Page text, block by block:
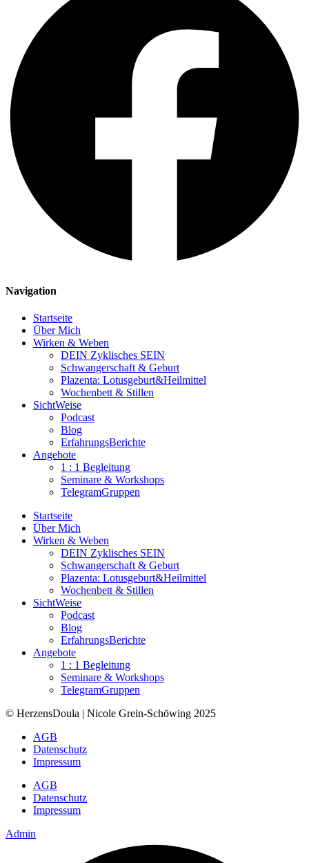
Navigation
Startseite
Über Mich
Wirken & Weben
DEIN Zyklisches SEIN
Schwangerschaft & Geburt
Plazenta: Lotusgeburt&Heilmittel
Wochenbett & Stillen
SichtWeise
Podcast
Blog
ErfahrungsBerichte
Angebote
1 : 1 Begleitung
Seminare & Workshops
TelegramGruppen
Startseite
Über Mich
Wirken & Weben
DEIN Zyklisches SEIN
Schwangerschaft & Geburt
Plazenta: Lotusgeburt&Heilmittel
Wochenbett & Stillen
SichtWeise
Podcast
Blog
ErfahrungsBerichte
Angebote
1 : 1 Begleitung
Seminare & Workshops
TelegramGruppen
© HerzensDoula | Nicole Grein-Schöwing 2025
AGB
Datenschutz
Impressum
AGB
Datenschutz
Impressum
Admin